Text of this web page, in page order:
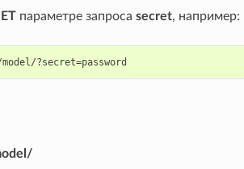
параметре запроса secret, например: